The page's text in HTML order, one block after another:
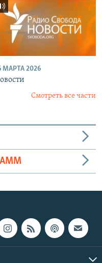
МАРТА 2026
Смотреть все части